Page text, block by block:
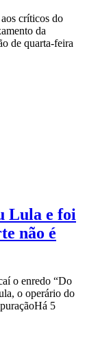
críticos do
da
de quarta-feira
Lula e foi
não é
o enredo “Do
o operário do
Há 5